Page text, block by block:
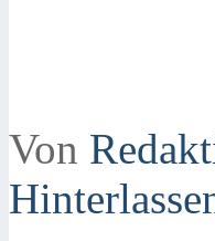
Von